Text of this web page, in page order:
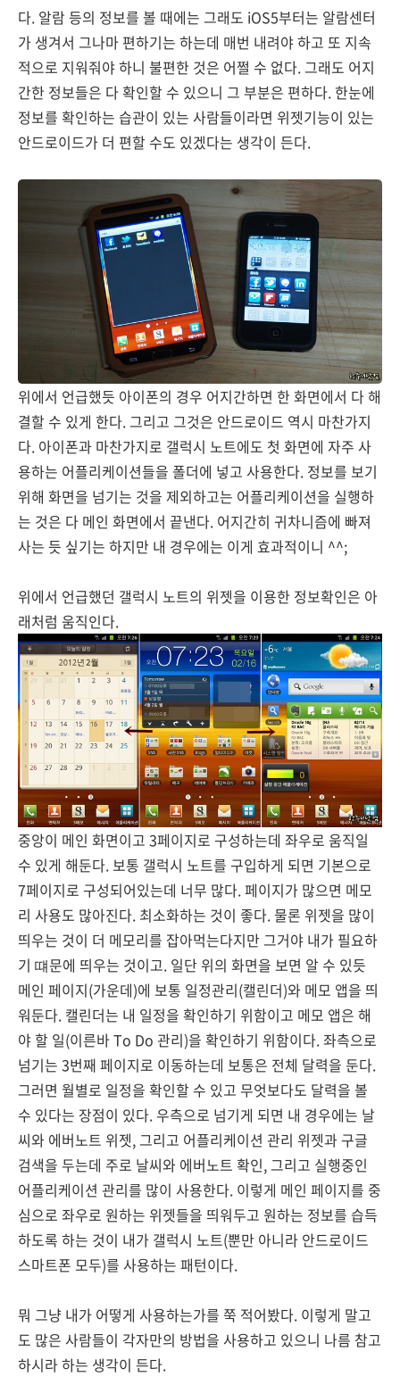
다. 알람 등의 정보를 볼 때에는 그래도 iOS5부터는 알람센터
가 생겨서 그나마 편하기는 하는데 매번 내려야 하고 또 지속
적으로 지워줘야 하니 불편한 것은 어쩔 수 없다. 그래도 어지
간한 정보들은 다 확인할 수 있으니 그 부분은 편하다. 한눈에
정보를 확인하는 습관이 있는 사람들이라면 위젯기능이 있는
안드로이드가 더 편할 수도 있겠다는 생각이 든다.
위에서 언급했듯 아이폰의 경우 어지간하면 한 화면에서 다 해
결할 수 있게 한다. 그리고 그것은 안드로이드 역시 마찬가지
다. 아이폰과 마찬가지로 갤럭시 노트에도 첫 화면에 자주 사
용하는 어플리케이션들을 폴더에 넣고 사용한다. 정보를 보기
위해 화면을 넘기는 것을 제외하고는 어플리케이션을 실행하
는 것은 다 메인 화면에서 끝낸다. 어지간히 귀차니즘에 빠져
사는 듯 싶기는 하지만 내 경우에는 이게 효과적이니 ^^;
위에서 언급했던 갤럭시 노트의 위젯을 이용한 정보확인은 아
래처럼 움직인다.
중앙이 메인 화면이고 3페이지로 구성하는데 좌우로 움직일
수 있게 해둔다. 보통 갤럭시 노트를 구입하게 되면 기본으로
7페이지로 구성되어있는데 너무 많다. 페이지가 많으면 메모
리 사용도 많아진다. 최소화하는 것이 좋다. 물론 위젯을 많이
띄우는 것이 더 메모리를 잡아먹는다지만 그거야 내가 필요하
기 떄문에 띄우는 것이고. 일단 위의 화면을 보면 알 수 있듯
메인 페이지(가운데)에 보통 일정관리(캘린더)와 메모 앱을 띄
워둔다. 캘린더는 내 일정을 확인하기 위함이고 메모 앱은 해
야 할 일(이른바 To Do 관리)을 확인하기 위함이다. 좌측으로
넘기는 3번째 페이지로 이동하는데 보통은 전체 달력을 둔다.
그러면 월별로 일정을 확인할 수 있고 무엇보다도 달력을 볼
수 있다는 장점이 있다. 우측으로 넘기게 되면 내 경우에는 날
씨와 에버노트 위젯, 그리고 어플리케이션 관리 위젯과 구글
검색을 두는데 주로 날씨와 에버노트 확인, 그리고 실행중인
어플리케이션 관리를 많이 사용한다. 이렇게 메인 페이지를 중
심으로 좌우로 원하는 위젯들을 띄워두고 원하는 정보를 습득
하도록 하는 것이 내가 갤럭시 노트(뿐만 아니라 안드로이드
스마트폰 모두)를 사용하는 패턴이다.
뭐 그냥 내가 어떻게 사용하는가를 쭉 적어봤다. 이렇게 말고
도 많은 사람들이 각자만의 방법을 사용하고 있으니 나름 참고
하시라 하는 생각이 든다.